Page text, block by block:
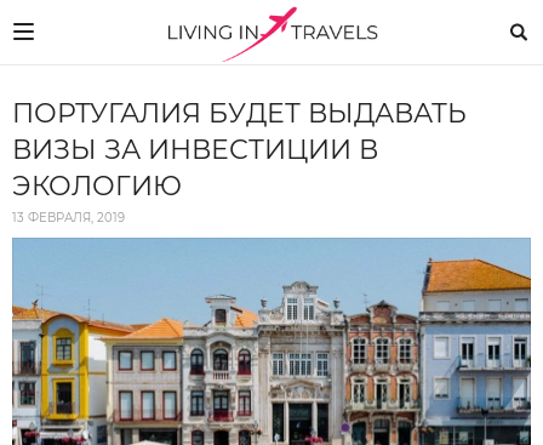
ПОРТУГАЛИЯ БУДЕТ ВЫДАВАТЬ
ВИЗЫ ЗА ИНВЕСТИЦИИ В
ЭКОЛОГИЮ
13 ФЕВРАЛЯ, 2019